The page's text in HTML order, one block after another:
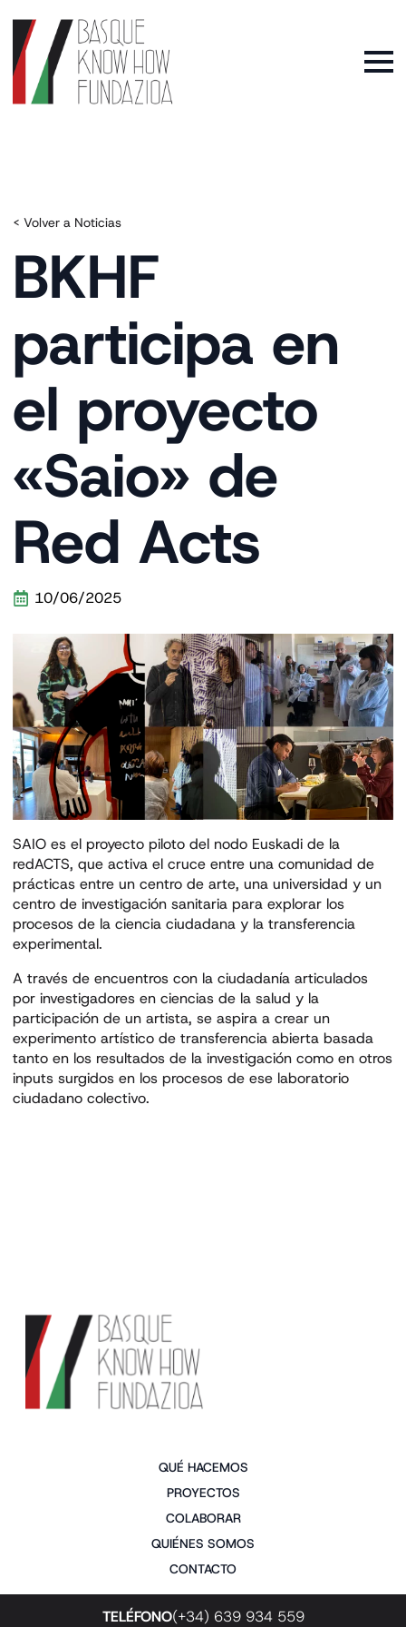
< Volver a Noticias
BKHF
participa en
el proyecto
«Saio» de
Red Acts
10/06/2025
SAIO es el proyecto piloto del nodo Euskadi de la
redACTS, que activa el cruce entre una comunidad de
prácticas entre un centro de arte, una universidad y un
centro de investigación sanitaria para explorar los
procesos de la ciencia ciudadana y la transferencia
experimental.
A través de encuentros con la ciudadanía articulados
por investigadores en ciencias de la salud y la
participación de un artista, se aspira a crear un
experimento artístico de transferencia abierta basada
tanto en los resultados de la investigación como en otros
inputs surgidos en los procesos de ese laboratorio
ciudadano colectivo.
QUÉ HACEMOS
PROYECTOS
COLABORAR
QUIÉNES SOMOS
CONTACTO
TELÉFONO(+34) 639 934 559